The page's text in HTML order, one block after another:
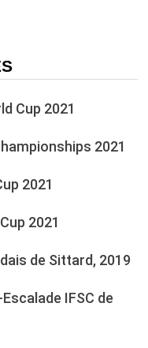
Cup 2021
2021
2021
2021
de Sittard, 2019
IFSC de